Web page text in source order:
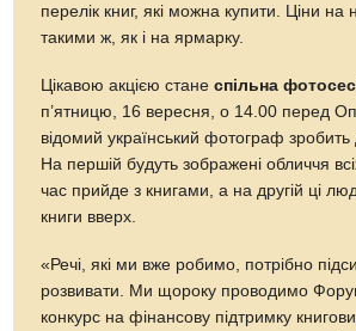
перелік книг, які можна купити. Ціни на
такими ж, як і на ярмарку.
Цікавою акцією станеспільна
п’ятницю, 16 вересня, о 14.00 перед
відомий український фотограф зробить
На першій будуть зображені обличчя
час прийде з книгами, а на другій ці
книги вверх.
«Речі, які ми вже робимо, потрібно
розвивати. Ми щороку проводимо
конкурс на фінансову підтримку